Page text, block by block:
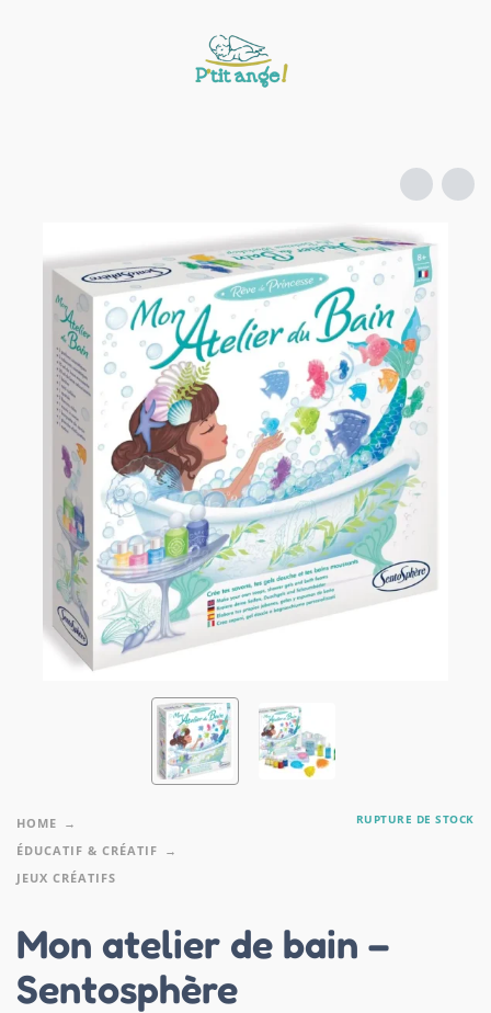
HOME
ÉDUCATIF & CRÉATIF
JEUX CRÉATIFS
RUPTURE DE STOCK
Mon atelier de bain –
Sentosphère